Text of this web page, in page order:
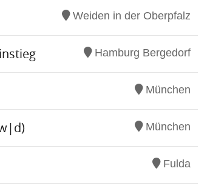
Weiden in der Oberpfalz
Hamburg Bergedorf
München
München
Fulda